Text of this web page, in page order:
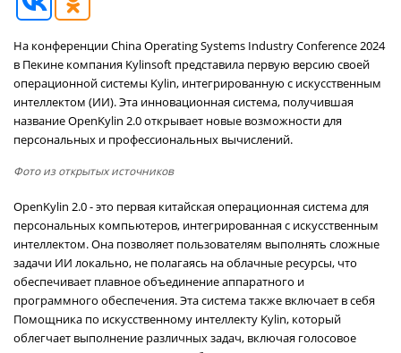
На конференции China Operating Systems Industry Conference 2024
в Пекине компания Kylinsoft представила первую версию своей
операционной системы Kylin, интегрированную с искусственным
интеллектом (ИИ). Эта инновационная система, получившая
название OpenKylin 2.0 открывает новые возможности для
персональных и профессиональных вычислений.
Фото из открытых источников
OpenKylin 2.0 - это первая китайская операционная система для
персональных компьютеров, интегрированная с искусственным
интеллектом. Она позволяет пользователям выполнять сложные
задачи ИИ локально, не полагаясь на облачные ресурсы, что
обеспечивает плавное объединение аппаратного и
программного обеспечения. Эта система также включает в себя
Помощника по искусственному интеллекту Kylin, который
облегчает выполнение различных задач, включая голосовое